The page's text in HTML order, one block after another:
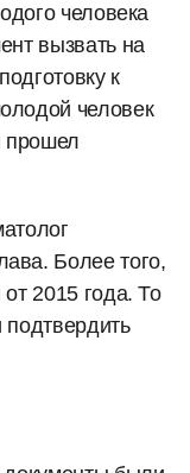
человека
вызвать на
к
человек
прошел
Более того,
2015 года. То
подтвердить